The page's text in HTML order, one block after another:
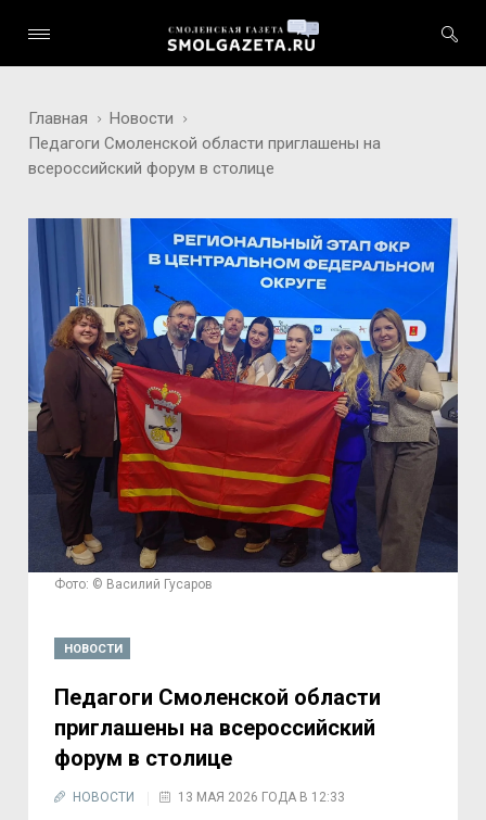
Главная
Новости
Педагоги Смоленской области приглашены на
всероссийский форум в столице
Фото: © Василий Гусаров
НОВОСТИ
Педагоги Смоленской области
приглашены на всероссийский
форум в столице
НОВОСТИ 13 МАЯ 2026 ГОДА В 12:33